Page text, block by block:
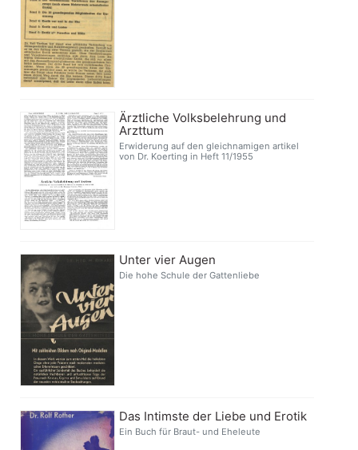
Ärztliche Volksbelehrung und
Arzttum
Erwiderung auf den gleichnamigen artikel
von Dr. Koerting in Heft 11/1955
Unter vier Augen
Die hohe Schule der Gattenliebe
Das Intimste der Liebe und Erotik
Ein Buch für Braut- und Eheleute